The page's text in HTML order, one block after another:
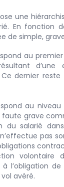
une
En fonction
de simple,
au
d’une
dernier
au niveau
faute grave
du salarié dans
pas
volontaire
l’obligation
avéré.